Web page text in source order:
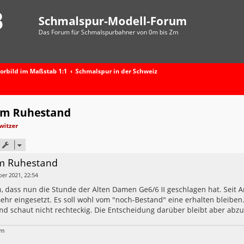
Schmalspur-Modell-Forum
Das Forum für Schmalspurbahner von 0m bis Zm
im Maßstab 1:1
Schmalspur in der Schweiz
Ruhestand
Ruhestand
2021, 22:54
dass nun die Stunde der Alten Damen Ge6/6 II geschlagen hat. Seit
eingesetzt. Es soll wohl vom "noch-Bestand" eine erhalten
schaut nicht rechteckig. Die Entscheidung darüber bleibt aber